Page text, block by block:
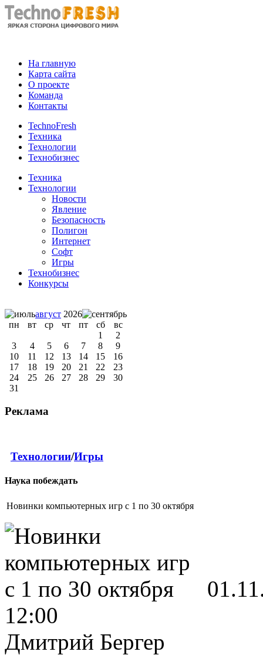
На главную
Карта сайта
О проекте
Команда
Контакты
TechnoFresh
Техника
Технологии
Технобизнес
Техника
Технологии
Новости
Явление
Безопасность
Полигон
Интернет
Софт
Игры
Технобизнес
Конкурсы
август 2026
пн
вт ср чт пт сб
вс
1
2
3
4 5 6 7 8
9
10
11 12 13 14 15
16
17
18 19 20 21 22
23
24
25 26 27 28 29
30
31
Реклама
Технологии/Игры
Наука побеждать
Новинки компьютерных игр с 1 по 30 октября
12:00
Дмитрий Бергер